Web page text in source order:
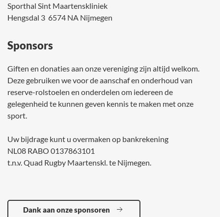
Sporthal Sint Maartenskliniek
Hengsdal 3 6574 NA Nijmegen
Sponsors
Giften en donaties aan onze vereniging zijn altijd welkom.
Deze gebruiken we voor de aanschaf en onderhoud van
reserve-rolstoelen en onderdelen om iedereen de
gelegenheid te kunnen geven kennis te maken met onze
sport.
Uw bijdrage kunt u overmaken op bankrekening
NL08 RABO 0137863101
t.n.v. Quad Rugby Maartenskl. te Nijmegen.
Dank aan onze sponsoren